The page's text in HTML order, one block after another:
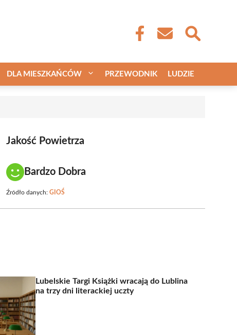
DLA MIESZKAŃCÓW PRZEWODNIK LUDZIE
Jakość Powietrza
Bardzo Dobra
Źródło danych:GIOŚ
Lubelskie Targi Książki wracają do Lublina
na trzy dni literackiej uczty